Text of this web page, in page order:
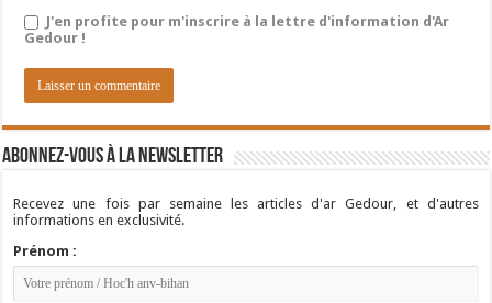
J'en profite pour m'inscrire à la lettre d'information d'Ar
Gedour !
Abonnez-vous à la newsletter
Recevez une fois par semaine les articles d'ar Gedour, et d'autres
informations en exclusivité.
Prénom :